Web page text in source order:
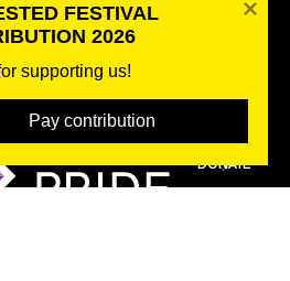
DONATE
festival
FESTIVAL
2026
supporting us!
Pay contribution